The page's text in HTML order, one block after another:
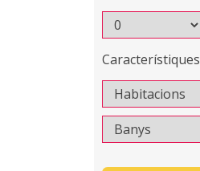
Característiques